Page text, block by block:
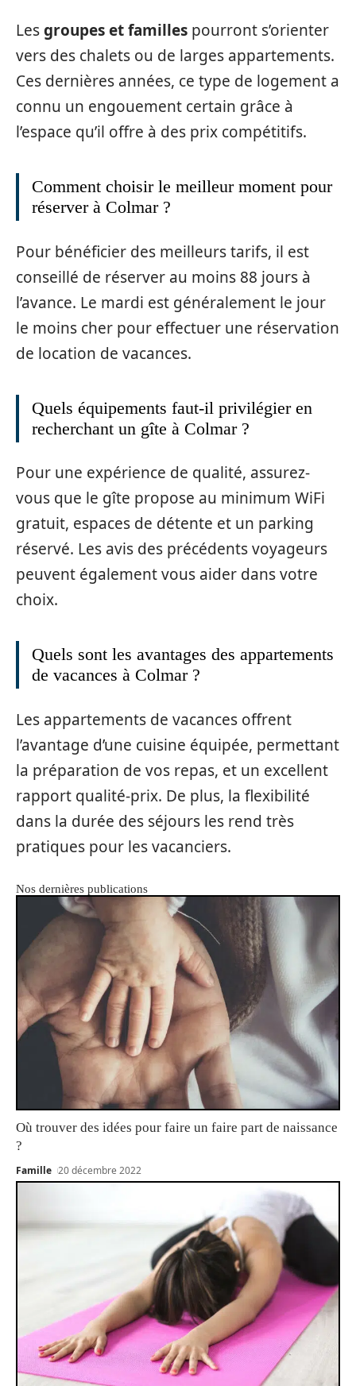
Lesgroupes et familles pourront s’orienter
vers des chalets ou de larges appartements.
Ces dernières années, ce type de logement a
connu un engouement certain grâce à
l’espace qu’il offre à des prix compétitifs.
Comment choisir le meilleur moment pour
réserver à Colmar ?
Pour bénéficier des meilleurs tarifs, il est
conseillé de réserver au moins 88 jours à
l’avance. Le mardi est généralement le jour
le moins cher pour effectuer une réservation
de location de vacances.
Quels équipements faut-il privilégier en
recherchant un gîte à Colmar ?
Pour une expérience de qualité, assurez-
vous que le gîte propose au minimum WiFi
gratuit, espaces de détente et un parking
réservé. Les avis des précédents voyageurs
peuvent également vous aider dans votre
choix.
Quels sont les avantages des appartements
de vacances à Colmar ?
Les appartements de vacances offrent
l’avantage d’une cuisine équipée, permettant
la préparation de vos repas, et un excellent
rapport qualité-prix. De plus, la flexibilité
dans la durée des séjours les rend très
pratiques pour les vacanciers.
Nos dernières publications
Où trouver des idées pour faire un faire part de naissance
?
Famille 20 décembre 2022